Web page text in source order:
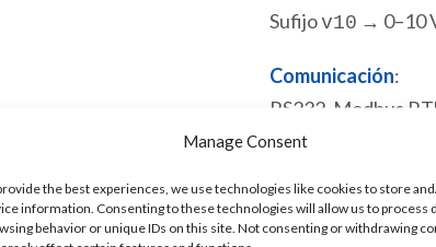
Manage Consent
the best experiences, we use technologies like cookies to store
information. Consenting to these technologies will allow us to process
behavior or unique IDs on this site. Not consenting or withdrawing
Sufijov10 → 0–10
Comunicación:
RS232. Modbus
Puerto de
eACE